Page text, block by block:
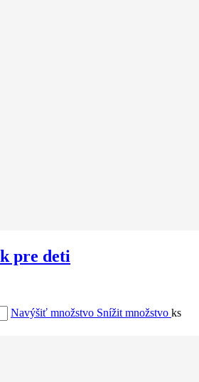
pre deti
Navýšiť množstvo Snížit množstvo ks